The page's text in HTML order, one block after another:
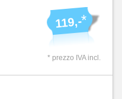
119,-*
* prezzo IVA incl.